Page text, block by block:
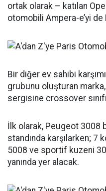
ortak olarak – katılan
otomobili Ampera-e’yi
Bir diğer ev sahibi
grubunu oluşturan
sergisine crossover
İlk olarak, Peugeot 3008
standında karşılarken; 7
5008 ve sportif kuzeni
yanında yer alacak.